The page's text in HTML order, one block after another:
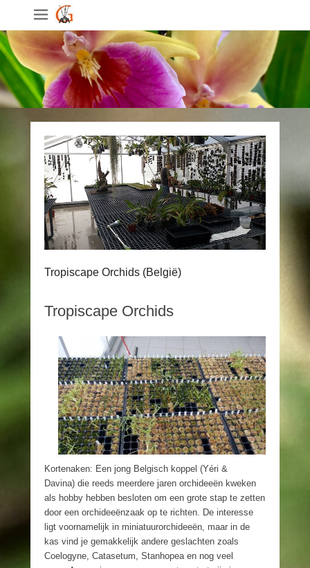
Tropiscape Orchids (België)
Tropiscape Orchids
Kortenaken: Een jong Belgisch koppel (Yéri &
Davina) die reeds meerdere jaren orchideeën kweken
als hobby hebben besloten om een grote stap te zetten
door een orchideeënzaak op te richten. De interesse
ligt voornamelijk in miniatuurorchideeën, maar in de
kas vind je gemakkelijk andere geslachten zoals
Coelogyne, Catasetum, Stanhopea en nog veel